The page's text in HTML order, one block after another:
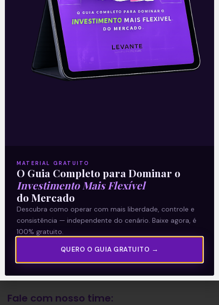
Leia mais
05/03/2021
Política de Privacidade
Explore
Artigos
E Eu Com Isso?
Vídeos no Youtube
Manuais de Investimento
Fale com nosso time:
MATERIAL GRATUITO
O Guia Completo para Dominar o
Investimento Mais Flexível
do Mercado
Descubra como operar com mais liberdade, controle e
consistência — independente do cenário. Baixe agora, é
100% gratuito.
QUERO O GUIA GRATUITO →